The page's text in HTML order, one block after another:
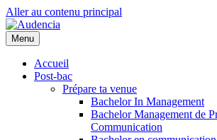
Aller au contenu principal
Menu
Accueil
Post-bac
Prépare ta venue
Bachelor In Management
Bachelor Management de
Communication